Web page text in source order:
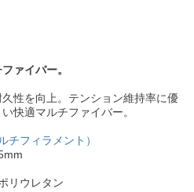
ァイバー。
性を向上。テンション維持率に優
快適マルチファイバー。
チフィラメント）
リウレタン